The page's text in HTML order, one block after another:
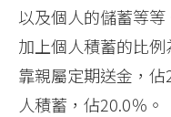
以及個人的儲蓄等
加上個人積蓄的比
靠親屬定期送金，
人積蓄，佔20.0％。